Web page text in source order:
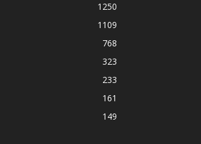
1250
1109
768
323
233
161
149